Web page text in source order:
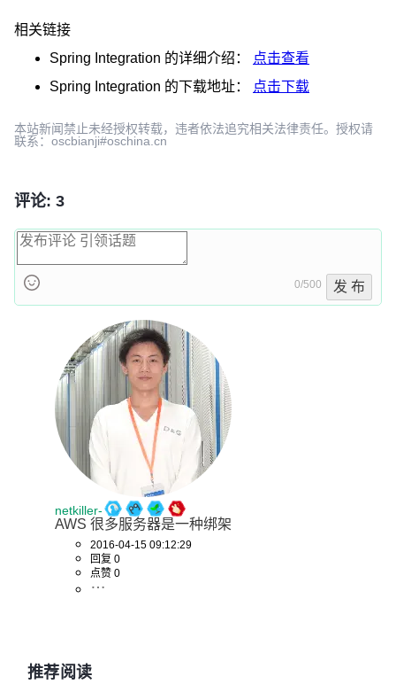
相关链接
Spring Integration 的详细介绍：
点击查看
Spring Integration 的下载地址： 点击下载
本站新闻禁止未经授权转载，违者依法追究相关法律责任。授权请
联系：oscbianji#oschina.cn
评论: 3
0/500 发 布
netkiller-
AWS 很多服务器是一种绑架
2016-04-15 09:12:29
回复 0
点赞 0
推荐阅读